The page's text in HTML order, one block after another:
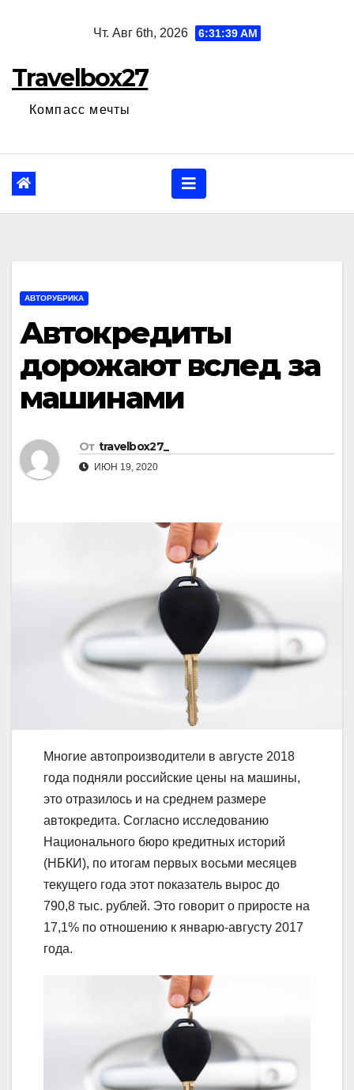
Чт. Авг 6th, 2026 6:31:40 AM
Travelbox27
Компасс мечты
АВТОРУБРИКА
Автокредиты
дорожают вслед за
машинами
От travelbox27_
ИЮН 19, 2020
Многие автопроизводители в августе 2018
года подняли российские цены на машины,
это отразилось и на среднем размере
автокредита. Согласно исследованию
Национального бюро кредитных историй
(НБКИ), по итогам первых восьми месяцев
текущего года этот показатель вырос до
790,8 тыс. рублей. Это говорит о приросте на
17,1% по отношению к январю-августу 2017
года.